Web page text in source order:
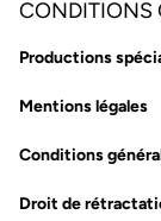
CONDITIONS
Productions
Mentions légales
Conditions
Droit de